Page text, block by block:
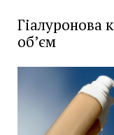
Гіалуронова
об’єм